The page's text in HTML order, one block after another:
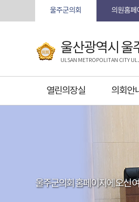
본문바로가기
울주군의회 의원홈페
울산광역시 울
ULSAN METROPOLITAN CITY
열린의장실 의회안
울주군의회 홈페이지에 오신